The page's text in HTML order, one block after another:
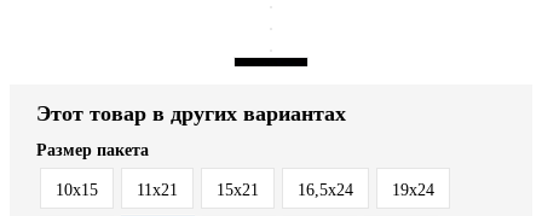
Этот товар в других вариантах
Размер пакета
10x15 11x21 15x21 16,5х24 19х24